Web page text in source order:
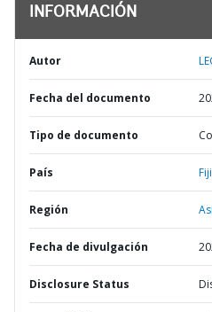
INFORMACIÓN
Autor
Fecha del documento
Tipo de documento
País
Región
Fecha de divulgación
Disclosure Status